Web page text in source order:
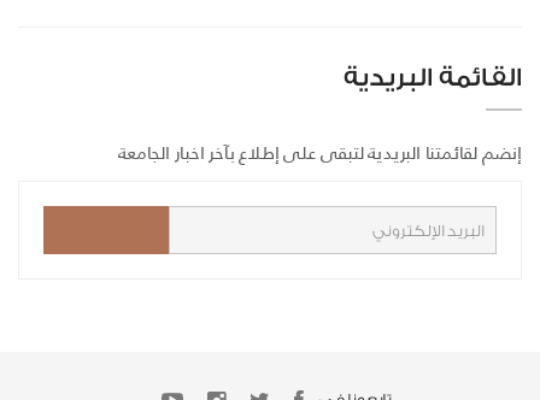
القائمة البريدية
إنضم لقائمتنا البريدية لتبقى على إطلاع بآخر اخبار الجامعة